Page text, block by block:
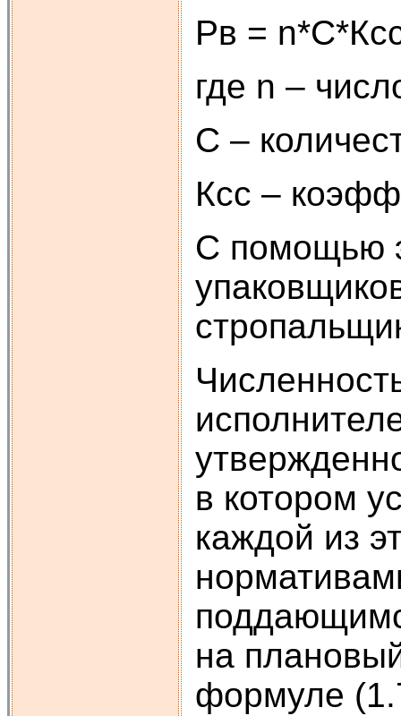
Рв =
где n –
С –
Ксс –
С помощью
в котором
каждой из
на
формуле